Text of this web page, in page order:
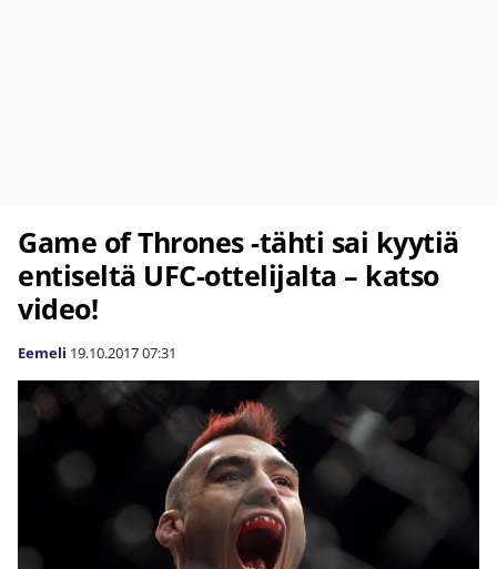
Game of Thrones -tähti sai kyytiä
entiseltä UFC-ottelijalta – katso
video!
Eemeli 19.10.201707:31